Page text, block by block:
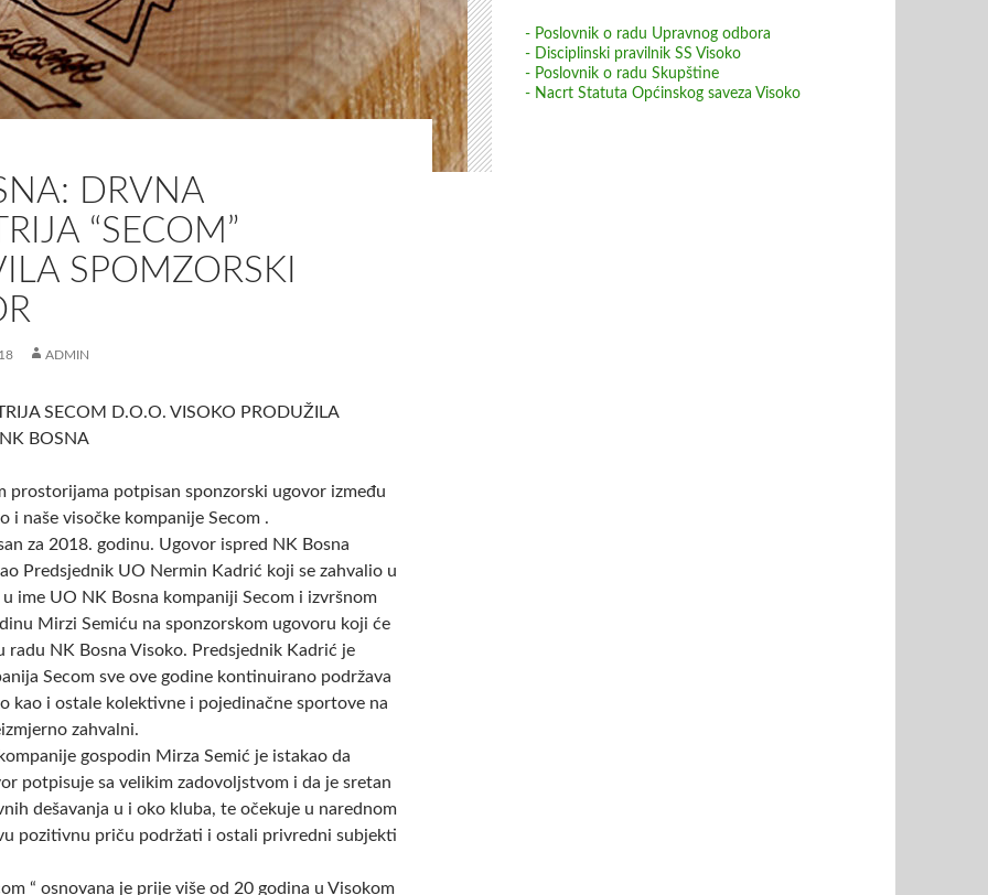
DRVNA
“SECOM”
SPOMZORSKI
ADMIN
SECOM D.O.O. VISOKO PRODUŽILA
BOSNA
prostorijama potpisan sponzorski ugovor između
i naše visočke kompanije Secom .
za 2018. godinu. Ugovor ispred NK Bosna
Predsjednik UO Nermin Kadrić koji se zahvalio u
ime UO NK Bosna kompaniji Secom i izvršnom
Mirzi Semiću na sponzorskom ugovoru koji će
radu NK Bosna Visoko. Predsjednik Kadrić je
Secom sve ove godine kontinuirano podržava
kao i ostale kolektivne i pojedinačne sportove na
zahvalni.
gospodin Mirza Semić je istakao da
potpisuje sa velikim zadovoljstvom i da je sretan
dešavanja u i oko kluba, te očekuje u narednom
pozitivnu priču podržati i ostali privredni subjekti
“ osnovana je prije više od 20 godina u Visokom
- Poslovnik o radu Upravnog odbora
- Disciplinski pravilnik SS Visoko
- Poslovnik o radu Skupštine
- Nacrt Statuta Općinskog saveza Visoko